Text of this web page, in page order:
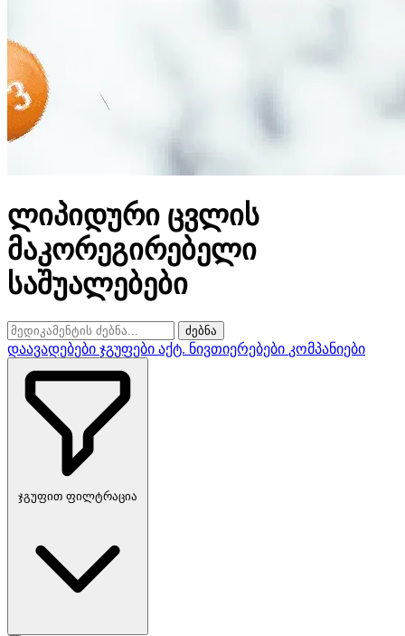
ლიპიდური ცვლის
მაკორეგირებელი
საშუალებები
ძებნა
დაავადებები ჯგუფები აქტ. ნივთიერებები კომპანიები
ჯგუფით ფილტრაცია